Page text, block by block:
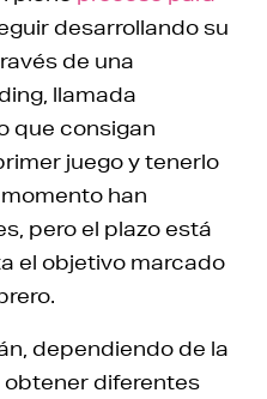
desarrollando su
de una
llamada
que consigan
juego y tenerlo
han
pero el plazo está
el objetivo marcado
dependiendo de la
diferentes